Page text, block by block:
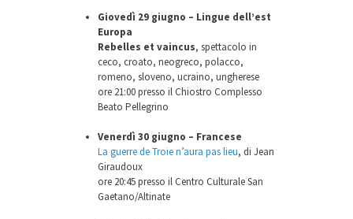
Giovedì 29 giugno – Lingue dell’est
Europa
Rebelles et vaincus, spettacolo in
ceco, croato, neogreco, polacco,
romeno, sloveno, ucraino, ungherese
ore 21:00 presso il Chiostro Complesso
Beato Pellegrino
Venerdì 30 giugno – Francese
La guerre de Troie n’aura pas lieu, di Jean
Giraudoux
ore 20:45 presso il Centro Culturale San
Gaetano/Altinate